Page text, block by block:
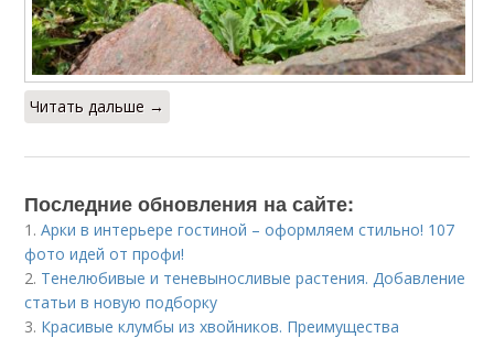
Читать дальше →
Последние обновления на сайте:
1.Арки в интерьере гостиной – оформляем стильно! 107
фото идей от профи!
2. Тенелюбивые и теневыносливые растения. Добавление
статьи в новую подборку
3. Красивые клумбы из хвойников. Преимущества